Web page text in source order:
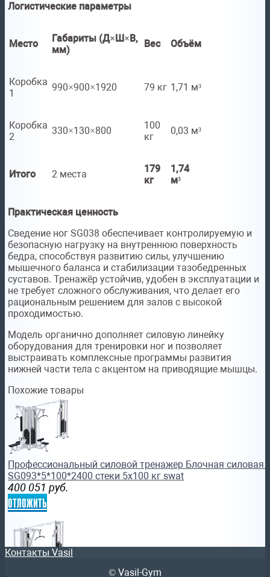
Логистические параметры
Место
Габариты (Д×Ш×В,
мм)
Вес Объём
Коробка
1
990×900×1920 79 кг 1,71 м³
Коробка
2
330×130×800
100
кг
0,03 м³
Итого 2 места
179
кг
1,74
м³
Практическая ценность
Сведение ног SG038 обеспечивает контролируемую и
безопасную нагрузку на внутреннюю поверхность
бедра, способствуя развитию силы, улучшению
мышечного баланса и стабилизации тазобедренных
суставов. Тренажёр устойчив, удобен в эксплуатации и
не требует сложного обслуживания, что делает его
рациональным решением для залов с высокой
проходимостью.
Модель органично дополняет силовую линейку
оборудования для тренировки ног и позволяет
выстраивать комплексные программы развития
нижней части тела с акцентом на приводящие мышцы.
Похожие товары
Профессиональный силовой тренажер Блочная силовая
SG093*5*100*2400 стеки 5х100 кг swat
400 051 руб.
отложить
Контакты Vasil
© Vasil-Gym